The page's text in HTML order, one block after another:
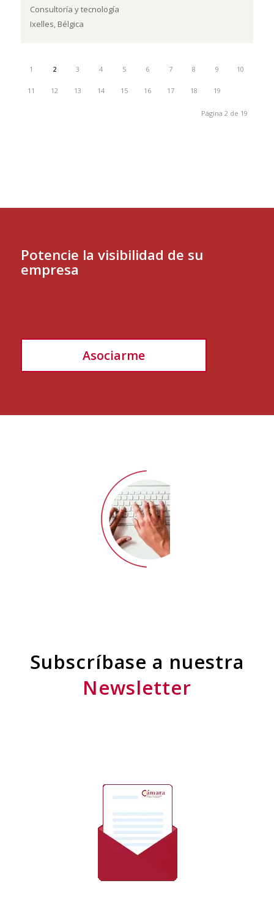
Consultoría y tecnología
Ixelles, Bélgica
1 2 3 4 5 6 7 8 9 10
11 12 13 14 15 16 17 18 19
Página 2 de 19
Potencie la visibilidad de su
empresa
Asociarme
Subscríbase a nuestra
Newsletter